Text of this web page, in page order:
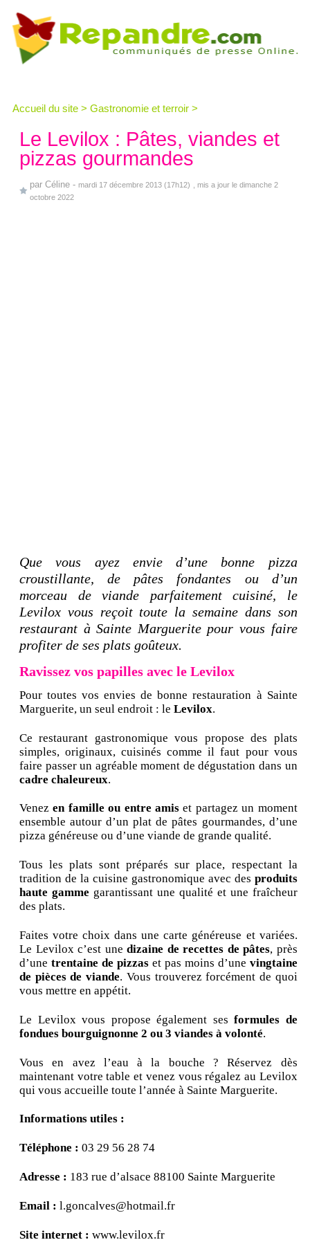
Accueil du site > Gastronomie et terroir >
Le Levilox : Pâtes, viandes et
pizzas gourmandes
par Céline - mardi 17 décembre 2013 (17h12)
, mis a jour le dimanche 2
octobre 2022
Que vous ayez envie d’une bonne pizza
croustillante, de pâtes fondantes ou d’un
morceau de viande parfaitement cuisiné, le
Levilox vous reçoit toute la semaine dans son
restaurant à Sainte Marguerite pour vous faire
profiter de ses plats goûteux.
Ravissez vos papilles avec le Levilox
Pour toutes vos envies de bonne restauration à Sainte
Marguerite, un seul endroit : le Levilox.
Ce restaurant gastronomique vous propose des plats
simples, originaux, cuisinés comme il faut pour vous
faire passer un agréable moment de dégustation dans un
cadre chaleureux.
Venezen famille ou entre amis et partagez un moment
ensemble autour d’un plat de pâtes gourmandes, d’une
pizza généreuse ou d’une viande de grande qualité.
Tous les plats sont préparés sur place, respectant la
tradition de la cuisine gastronomique avec des produits
haute gamme garantissant une qualité et une fraîcheur
des plats.
Faites votre choix dans une carte généreuse et variées.
Le Levilox c’est unedizaine de recettes de pâtes, près
d’une trentaine de pizzaset pas moins d’une vingtaine
de pièces de viande. Vous trouverez forcément de quoi
vous mettre en appétit.
Le Levilox vous propose également sesformules de
fondues bourguignonne 2 ou 3 viandes à volonté.
Vous en avez l’eau à la bouche ? Réservez dès
maintenant votre table et venez vous régalez au Levilox
qui vous accueille toute l’année à Sainte Marguerite.
Informations utiles :
Téléphone : 03 29 56 28 74
Adresse : 183 rue d’alsace 88100 Sainte Marguerite
Email : l.goncalves@hotmail.fr
Site internet : www.levilox.fr